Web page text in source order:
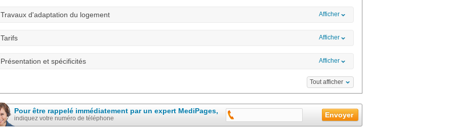
Travaux d'adaptation du logement Afficher
Tarifs Afficher
Présentation et spécificités Afficher
Tout afficher
Pour être rappelé immédiatement par un expert MediPages,
indiquez votre numéro de téléphone